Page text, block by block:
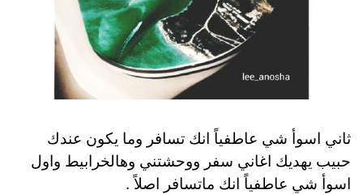
ثاني اسوأ شي عاطفياً انك تسافر وما يكون عندك
حبيب يهديك اغاني سفر ووحشتني وهالخرابيط واول
اسوأ شي عاطفياً انك ماتسافر اصلاً .